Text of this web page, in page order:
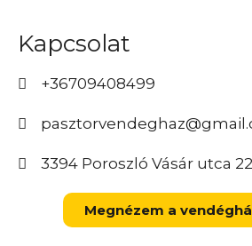
Kapcsolat
+36709408499
3394 Poroszló Vásár utca
Megnézem a